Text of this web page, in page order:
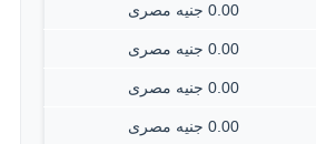
0.00 جنيه مصرى
0.00 جنيه مصرى
0.00 جنيه مصرى
0.00 جنيه مصرى